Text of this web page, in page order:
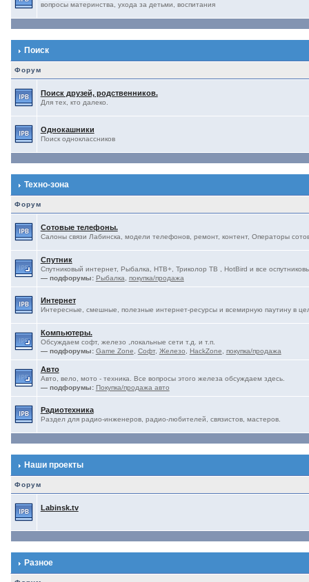
вопросы материнства, ухода за детьми, воспитания
Поиск
Форум
Поиск друзей, родственников.
Для тех, кто далеко.
Однокашники
Поиск одноклассников
Техно-зона
Форум
Сотовые телефоны.
Салоны связи Лабинска, модели телефонов, ремонт, контент, Операторы
Спутник
Спутниковый интернет, Рыбалка, НТВ+, Триколор ТВ , HotBird и все
— подфорумы: Рыбалка покупка/продажа
Интернет
Интересные, смешные, полезные интернет-ресурсы и всемирную паутину в
Компьютеры.
Обсуждаем софт, железо ,локальные сети т.д. и т.п.
— подфорумы: Game Zone Софт, Железо HackZone покупка/продажа
Авто
Авто, вело, мото - техника. Все вопросы этого железа обсуждаем здесь.
— подфорумы: Покупка/продажа авто
Радиотехника
Раздел для радио-инженеров, радио-любителей, связистов, мастеров.
Наши проекты
Форум
Labinsk.tv
Разное